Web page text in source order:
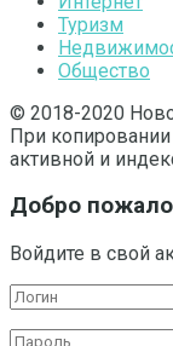
Туризм
Общество
© 2018-2020
При копировании
активной и
Добро
Войдите в свой